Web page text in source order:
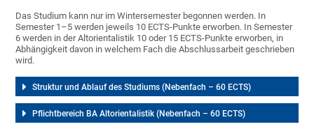
Das Studium kann nur im Wintersemester begonnen werden. In
Semester 1–5 werden jeweils 10 ECTS-Punkte erworben. In Semester
6 werden in der Altorientalistik 10 oder 15 ECTS-Punkte erworben, in
Abhängigkeit davon in welchem Fach die Abschlussarbeit geschrieben
wird.
Struktur und Ablauf des Studiums (Nebenfach – 60 ECTS)
Pflichtbereich BA Altorientalistik (Nebenfach – 60 ECTS)